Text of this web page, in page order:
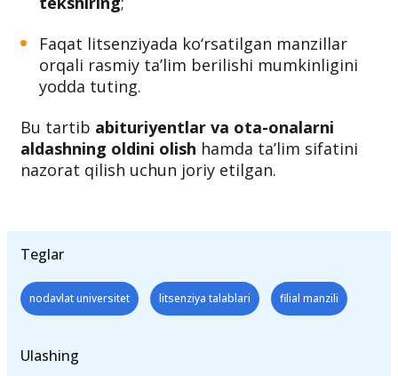
Litsenziyadagi faoliyat manzili bo‘limini
tekshiring;
orqali rasmiy ta’lim berilishi mumkinligini
yodda tuting.
Teglar
nodavlat universitet